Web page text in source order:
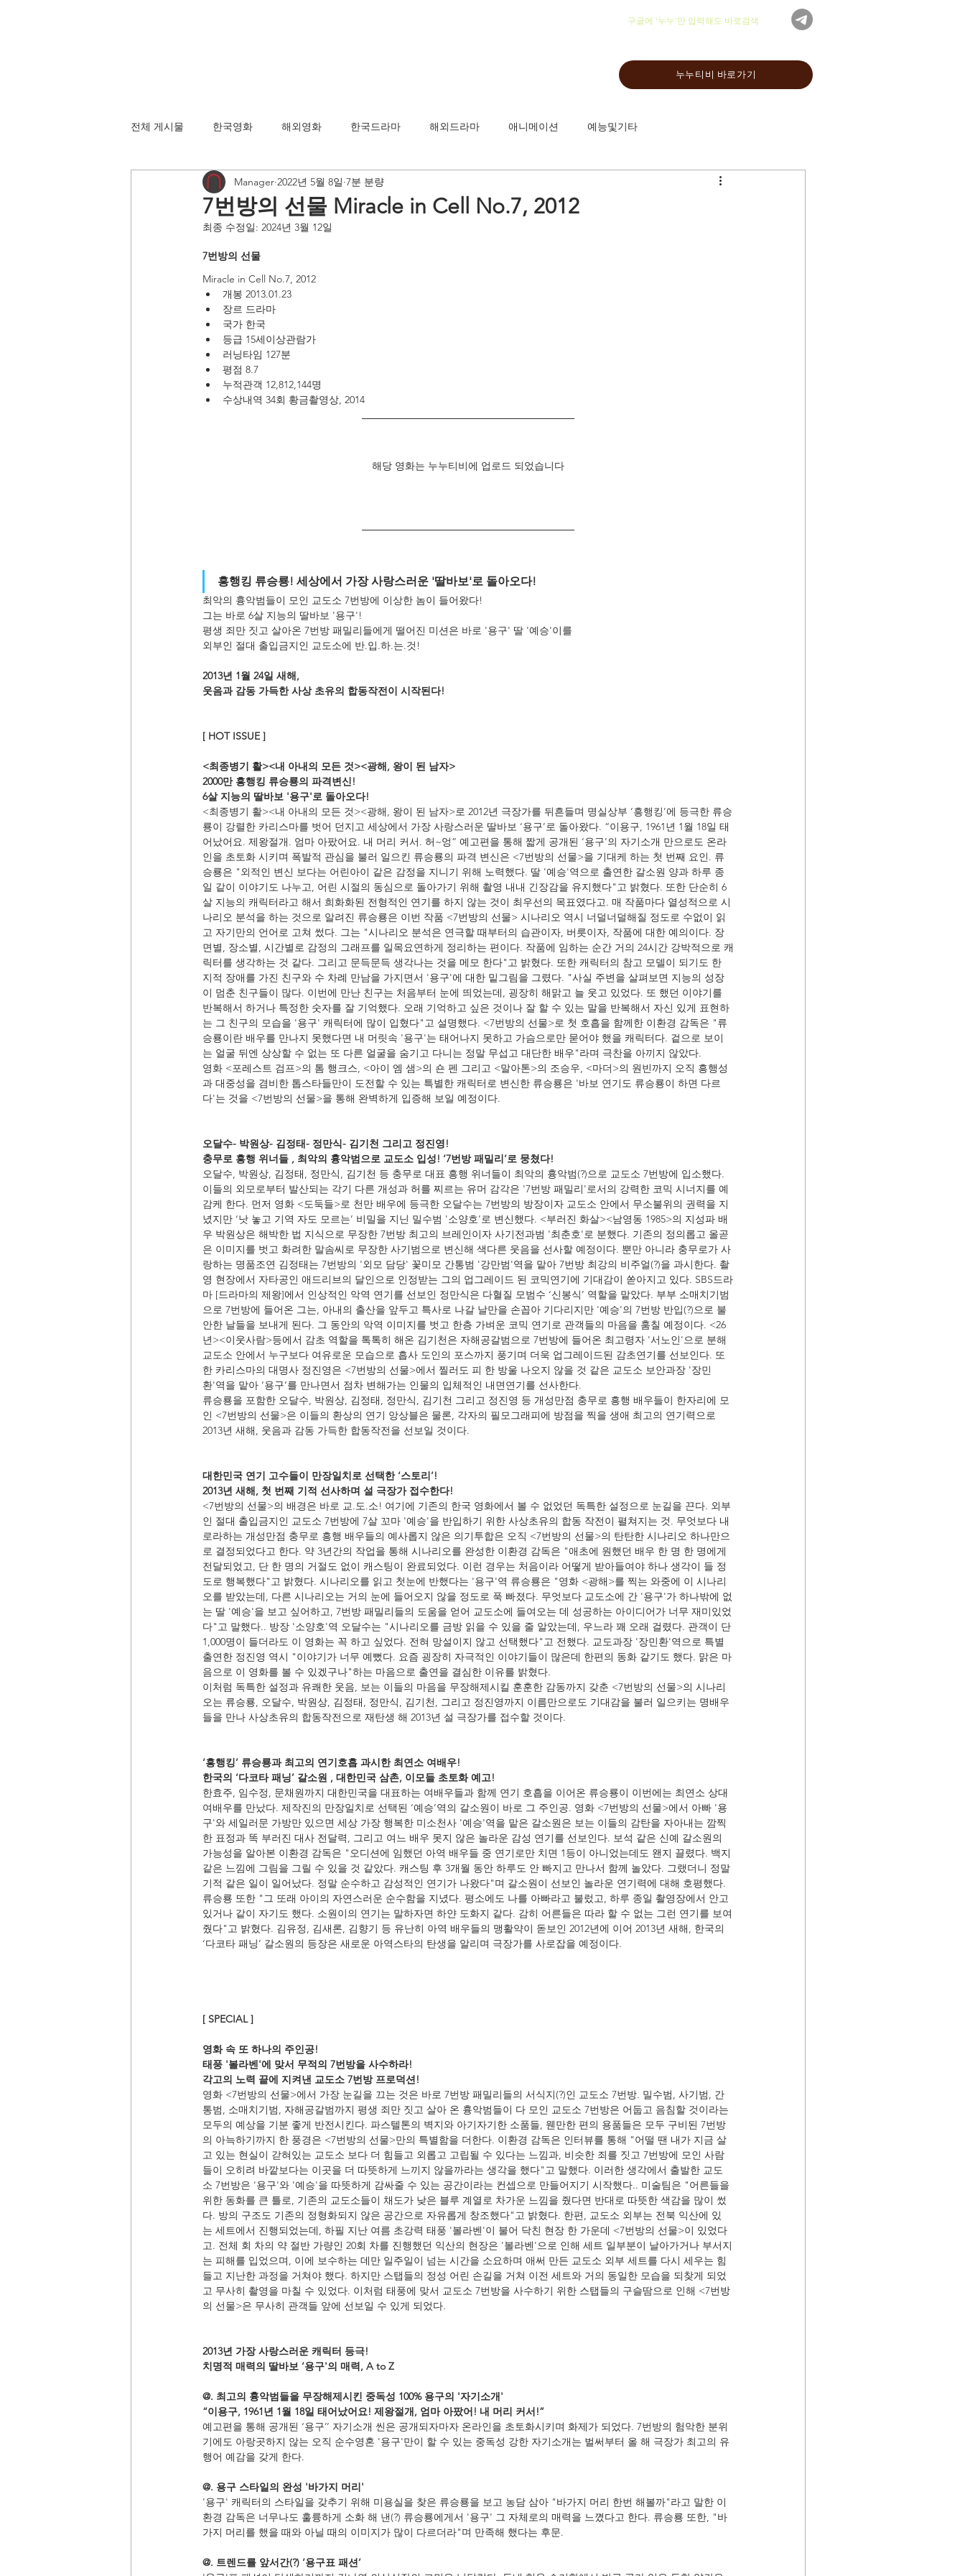
​구글에 '누누'만 입력해도 바로검색
누누티비 바로가기
전체 게시물 한국영화 해외영화 한국드라마 해외드라마 애니메이션 예능및기타
7번방의 선물 Miracle in Cell No.7, 2012
Manager 2022년 5월 8일 7분 분량
최종 수정일: 2024년 3월 12일
7번방의 선물
Miracle in Cell No.7, 2012
개봉 2013.01.23
장르 드라마
국가 한국
등급 15세이상관람가
러닝타임 127분
평점 8.7
누적관객 12,812,144명
수상내역 34회 황금촬영상, 2014
해당 영화는 누누티비에 업로드 되었습니다
흥행킹 류승룡! 세상에서 가장 사랑스러운 '딸바보'로 돌아오다!
최악의 흉악범들이 모인 교도소 7번방에 이상한 놈이 들어왔다!
그는 바로 6살 지능의 딸바보 '용구'!
평생 죄만 짓고 살아온 7번방 패밀리들에게 떨어진 미션은 바로 '용구' 딸 '예승'이를
외부인 절대 출입금지인 교도소에 반.입.하.는.것!
2013년 1월 24일 새해,
웃음과 감동 가득한 사상 초유의 합동작전이 시작된다!
[ HOT ISSUE ]
<최종병기 활><내 아내의 모든 것><광해, 왕이 된 남자>
2000만 흥행킹 류승룡의 파격변신!
6살 지능의 딸바보 '용구'로 돌아오다!
<최종병기 활><내 아내의 모든 것><광해, 왕이 된 남자>로 2012년 극장가를 뒤흔들며 명실상부 ‘흥행킹’에 등극한 류승
룡이 강렬한 카리스마를 벗어 던지고 세상에서 가장 사랑스러운 딸바보 ‘용구’로 돌아왔다. “이용구, 1961년 1월 18일 태
어났어요. 제왕절개. 엄마 아팠어요. 내 머리 커서. 허~엉” 예고편을 통해 짧게 공개된 ‘용구’의 자기소개 만으로도 온라
인을 초토화 시키며 폭발적 관심을 불러 일으킨 류승룡의 파격 변신은 <7번방의 선물>을 기대케 하는 첫 번째 요인. 류
승룡은 "외적인 변신 보다는 어린아이 같은 감정을 지니기 위해 노력했다. 딸 '예승'역으로 출연한 갈소원 양과 하루 종
일 같이 이야기도 나누고, 어린 시절의 동심으로 돌아가기 위해 촬영 내내 긴장감을 유지했다"고 밝혔다. 또한 단순히 6
살 지능의 캐릭터라고 해서 희화화된 전형적인 연기를 하지 않는 것이 최우선의 목표였다고. 매 작품마다 열성적으로 시
나리오 분석을 하는 것으로 알려진 류승룡은 이번 작품 <7번방의 선물> 시나리오 역시 너덜너덜해질 정도로 수없이 읽
고 자기만의 언어로 고쳐 썼다. 그는 "시나리오 분석은 연극할 때부터의 습관이자, 버릇이자, 작품에 대한 예의이다. 장
면별, 장소별, 시간별로 감정의 그래프를 일목요연하게 정리하는 편이다. 작품에 임하는 순간 거의 24시간 강박적으로 캐
릭터를 생각하는 것 같다. 그리고 문득문득 생각나는 것을 메모 한다"고 밝혔다. 또한 캐릭터의 참고 모델이 되기도 한
지적 장애를 가진 친구와 수 차례 만남을 가지면서 '용구'에 대한 밑그림을 그렸다. "사실 주변을 살펴보면 지능의 성장
이 멈춘 친구들이 많다. 이번에 만난 친구는 처음부터 눈에 띄었는데, 굉장히 해맑고 늘 웃고 있었다. 또 했던 이야기를
반복해서 하거나 특정한 숫자를 잘 기억했다. 오래 기억하고 싶은 것이나 잘 할 수 있는 말을 반복해서 자신 있게 표현하
는 그 친구의 모습을 '용구' 캐릭터에 많이 입혔다"고 설명했다. <7번방의 선물>로 첫 호흡을 함께한 이환경 감독은 "류
승룡이란 배우를 만나지 못했다면 내 머릿속 '용구'는 태어나지 못하고 가슴으로만 묻어야 했을 캐릭터다. 겉으로 보이
는 얼굴 뒤엔 상상할 수 없는 또 다른 얼굴을 숨기고 다니는 정말 무섭고 대단한 배우"라며 극찬을 아끼지 않았다.
영화 <포레스트 검프>의 톰 행크스, <아이 엠 샘>의 숀 펜 그리고 <말아톤>의 조승우, <마더>의 원빈까지 오직 흥행성
과 대중성을 겸비한 톱스타들만이 도전할 수 있는 특별한 캐릭터로 변신한 류승룡은 '바보 연기도 류승룡이 하면 다르
다'는 것을 <7번방의 선물>을 통해 완벽하게 입증해 보일 예정이다.
오달수- 박원상- 김정태- 정만식- 김기천 그리고 정진영!
충무로 흥행 위너들 , 최악의 흉악범으로 교도소 입성! ‘7번방 패밀리’로 뭉쳤다!
오달수, 박원상, 김정태, 정만식, 김기천 등 충무로 대표 흥행 위너들이 최악의 흉악범(?)으로 교도소 7번방에 입소했다.
이들의 외모로부터 발산되는 각기 다른 개성과 허를 찌르는 유머 감각은 '7번방 패밀리'로서의 강력한 코믹 시너지를 예
감케 한다. 먼저 영화 <도둑들>로 천만 배우에 등극한 오달수는 7번방의 방장이자 교도소 안에서 무소불위의 권력을 지
녔지만 ‘낫 놓고 기역 자도 모르는’ 비밀을 지닌 밀수범 '소양호'로 변신했다. <부러진 화살><남영동 1985>의 지성파 배
우 박원상은 해박한 법 지식으로 무장한 7번방 최고의 브레인이자 사기전과범 '최춘호'로 분했다. 기존의 정의롭고 올곧
은 이미지를 벗고 화려한 말솜씨로 무장한 사기범으로 변신해 색다른 웃음을 선사할 예정이다. 뿐만 아니라 충무로가 사
랑하는 명품조연 김정태는 7번방의 '외모 담당' 꽃미모 간통범 '강만범'역을 맡아 7번방 최강의 비주얼(?)을 과시한다. 촬
영 현장에서 자타공인 애드리브의 달인으로 인정받는 그의 업그레이드 된 코믹연기에 기대감이 쏟아지고 있다. SBS드라
마 [드라마의 제왕]에서 인상적인 악역 연기를 선보인 정만식은 다혈질 모범수 ‘신봉식’ 역할을 맡았다. 부부 소매치기범
으로 7번방에 들어온 그는, 아내의 출산을 앞두고 특사로 나갈 날만을 손꼽아 기다리지만 '예승'의 7번방 반입(?)으로 불
안한 날들을 보내게 된다. 그 동안의 악역 이미지를 벗고 한층 가벼운 코믹 연기로 관객들의 마음을 훔칠 예정이다. <26
년><이웃사람>등에서 감초 역할을 톡톡히 해온 김기천은 자해공갈범으로 7번방에 들어온 최고령자 '서노인'으로 분해
교도소 안에서 누구보다 여유로운 모습으로 흡사 도인의 포스까지 풍기며 더욱 업그레이드된 감초연기를 선보인다. 또
한 카리스마의 대명사 정진영은 <7번방의 선물>에서 찔러도 피 한 방울 나오지 않을 것 같은 교도소 보안과장 '장민
환'역을 맡아 ‘용구’를 만나면서 점차 변해가는 인물의 입체적인 내면연기를 선사한다.
류승룡을 포함한 오달수, 박원상, 김정태, 정만식, 김기천 그리고 정진영 등 개성만점 충무로 흥행 배우들이 한자리에 모
인 <7번방의 선물>은 이들의 환상의 연기 앙상블은 물론, 각자의 필모그래피에 방점을 찍을 생애 최고의 연기력으로
2013년 새해, 웃음과 감동 가득한 합동작전을 선보일 것이다.
대한민국 연기 고수들이 만장일치로 선택한 ‘스토리’!
2013년 새해, 첫 번째 기적 선사하며 설 극장가 접수한다!
<7번방의 선물>의 배경은 바로 교.도.소! 여기에 기존의 한국 영화에서 볼 수 없었던 독특한 설정으로 눈길을 끈다. 외부
인 절대 출입금지인 교도소 7번방에 7살 꼬마 '예승'을 반입하기 위한 사상초유의 합동 작전이 펼쳐지는 것. 무엇보다 내
로라하는 개성만점 충무로 흥행 배우들의 예사롭지 않은 의기투합은 오직 <7번방의 선물>의 탄탄한 시나리오 하나만으
로 결정되었다고 한다. 약 3년간의 작업을 통해 시나리오를 완성한 이환경 감독은 "애초에 원했던 배우 한 명 한 명에게
전달되었고, 단 한 명의 거절도 없이 캐스팅이 완료되었다. 이런 경우는 처음이라 어떻게 받아들여야 하나 생각이 들 정
도로 행복했다"고 밝혔다. 시나리오를 읽고 첫눈에 반했다는 '용구'역 류승룡은 "영화 <광해>를 찍는 와중에 이 시나리
오를 받았는데, 다른 시나리오는 거의 눈에 들어오지 않을 정도로 푹 빠졌다. 무엇보다 교도소에 간 '용구'가 하나밖에 없
는 딸 '예승'을 보고 싶어하고, 7번방 패밀리들의 도움을 얻어 교도소에 들여오는 데 성공하는 아이디어가 너무 재미있었
다"고 말했다.. 방장 '소양호'역 오달수는 "시나리오를 금방 읽을 수 있을 줄 알았는데, 우느라 꽤 오래 걸렸다. 관객이 단
1,000명이 들더라도 이 영화는 꼭 하고 싶었다. 전혀 망설이지 않고 선택했다"고 전했다. 교도과장 '장민환'역으로 특별
출연한 정진영 역시 "이야기가 너무 예뻤다. 요즘 굉장히 자극적인 이야기들이 많은데 한편의 동화 같기도 했다. 맑은 마
음으로 이 영화를 볼 수 있겠구나"하는 마음으로 출연을 결심한 이유를 밝혔다.
이처럼 독특한 설정과 유쾌한 웃음, 보는 이들의 마음을 무장해제시킬 훈훈한 감동까지 갖춘 <7번방의 선물>의 시나리
오는 류승룡, 오달수, 박원상, 김정태, 정만식, 김기천, 그리고 정진영까지 이름만으로도 기대감을 불러 일으키는 명배우
들을 만나 사상초유의 합동작전으로 재탄생 해 2013년 설 극장가를 접수할 것이다.
‘흥행킹’ 류승룡과 최고의 연기호흡 과시한 최연소 여배우!
한국의 ‘다코타 패닝’ 갈소원 , 대한민국 삼촌, 이모들 초토화 예고!
한효주, 임수정, 문채원까지 대한민국을 대표하는 여배우들과 함께 연기 호흡을 이어온 류승룡이 이번에는 최연소 상대
여배우를 만났다. 제작진의 만장일치로 선택된 ‘예승’역의 갈소원이 바로 그 주인공. 영화 <7번방의 선물>에서 아빠 '용
구'와 세일러문 가방만 있으면 세상 가장 행복한 미소천사 '예승'역을 맡은 갈소원은 보는 이들의 감탄을 자아내는 깜찍
한 표정과 똑 부러진 대사 전달력, 그리고 여느 배우 못지 않은 놀라운 감성 연기를 선보인다. 보석 같은 신예 갈소원의
가능성을 알아본 이환경 감독은 "오디션에 임했던 아역 배우들 중 연기로만 치면 1등이 아니었는데도 왠지 끌렸다. 백지
같은 느낌에 그림을 그릴 수 있을 것 같았다. 캐스팅 후 3개월 동안 하루도 안 빠지고 만나서 함께 놀았다. 그랬더니 정말
기적 같은 일이 일어났다. 정말 순수하고 감성적인 연기가 나왔다"며 갈소원이 선보인 놀라운 연기력에 대해 호평했다.
류승룡 또한 "그 또래 아이의 자연스러운 순수함을 지녔다. 평소에도 나를 아빠라고 불렀고, 하루 종일 촬영장에서 안고
있거나 같이 자기도 했다. 소원이의 연기는 말하자면 하얀 도화지 같다. 감히 어른들은 따라 할 수 없는 그런 연기를 보여
줬다"고 밝혔다. 김유정, 김새론, 김향기 등 유난히 아역 배우들의 맹활약이 돋보인 2012년에 이어 2013년 새해, 한국의
‘다코타 패닝’ 갈소원의 등장은 새로운 아역스타의 탄생을 알리며 극장가를 사로잡을 예정이다.
[ SPECIAL ]
영화 속 또 하나의 주인공!
태풍 '볼라벤'에 맞서 무적의 7번방을 사수하라!
각고의 노력 끝에 지켜낸 교도소 7번방 프로덕션!
영화 <7번방의 선물>에서 가장 눈길을 끄는 것은 바로 7번방 패밀리들의 서식지(?)인 교도소 7번방. 밀수범, 사기범, 간
통범, 소매치기범, 자해공갈범까지 평생 죄만 짓고 살아 온 흉악범들이 다 모인 교도소 7번방은 어둡고 음침할 것이라는
모두의 예상을 기분 좋게 반전시킨다. 파스텔톤의 벽지와 아기자기한 소품들, 웬만한 편의 용품들은 모두 구비된 7번방
의 아늑하기까지 한 풍경은 <7번방의 선물>만의 특별함을 더한다. 이환경 감독은 인터뷰를 통해 "어떨 땐 내가 지금 살
고 있는 현실이 갇혀있는 교도소 보다 더 힘들고 외롭고 고립될 수 있다는 느낌과, 비슷한 죄를 짓고 7번방에 모인 사람
들이 오히려 바깥보다는 이곳을 더 따뜻하게 느끼지 않을까라는 생각을 했다"고 말했다. 이러한 생각에서 출발한 교도
소 7번방은 '용구'와 '예승'을 따뜻하게 감싸줄 수 있는 공간이라는 컨셉으로 만들어지기 시작했다.. 미술팀은 "어른들을
위한 동화를 큰 틀로, 기존의 교도소들이 채도가 낮은 블루 계열로 차가운 느낌을 줬다면 반대로 따뜻한 색감을 많이 썼
다. 방의 구조도 기존의 정형화되지 않은 공간으로 자유롭게 창조했다"고 밝혔다. 한편, 교도소 외부는 전북 익산에 있
는 세트에서 진행되었는데, 하필 지난 여름 초강력 태풍 '볼라벤'이 불어 닥친 현장 한 가운데 <7번방의 선물>이 있었다
고. 전체 회 차의 약 절반 가량인 20회 차를 진행했던 익산의 현장은 '볼라벤'으로 인해 세트 일부분이 날아가거나 부서지
는 피해를 입었으며, 이에 보수하는 데만 일주일이 넘는 시간을 소요하며 애써 만든 교도소 외부 세트를 다시 세우는 힘
들고 지난한 과정을 거쳐야 했다. 하지만 스탭들의 정성 어린 손길을 거쳐 이전 세트와 거의 동일한 모습을 되찾게 되었
고 무사히 촬영을 마칠 수 있었다. 이처럼 태풍에 맞서 교도소 7번방을 사수하기 위한 스탭들의 구슬땀으로 인해 <7번방
의 선물>은 무사히 관객들 앞에 선보일 수 있게 되었다.
2013년 가장 사랑스러운 캐릭터 등극!
치명적 매력의 딸바보 ‘용구'의 매력, A to Z
@. 최고의 흉악범들을 무장해제시킨 중독성 100% 용구의 '자기소개'
“이용구, 1961년 1월 18일 태어났어요! 제왕절개, 엄마 아팠어! 내 머리 커서!”
예고편을 통해 공개된 ‘용구’’ 자기소개 씬은 공개되자마자 온라인을 초토화시키며 화제가 되었다. 7번방의 험악한 분위
기에도 아랑곳하지 않는 오직 순수영혼 '용구'만이 할 수 있는 중독성 강한 자기소개는 벌써부터 올 해 극장가 최고의 유
행어 예감을 갖게 한다.
@. 용구 스타일의 완성 '바가지 머리'
'용구' 캐릭터의 스타일을 갖추기 위해 미용실을 찾은 류승룡을 보고 농담 삼아 "바가지 머리 한번 해볼까"라고 말한 이
환경 감독은 너무나도 훌륭하게 소화 해 낸(?) 류승룡에게서 '용구' 그 자체로의 매력을 느꼈다고 한다. 류승룡 또한, "바
가지 머리를 했을 때와 아닐 때의 이미지가 많이 다르더라"며 만족해 했다는 후문.
@. 트렌드를 앞서간(?) ‘용구표 패션’